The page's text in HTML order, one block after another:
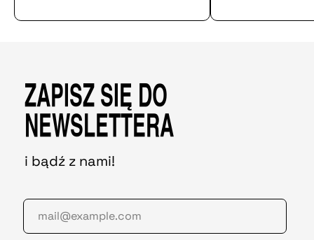
ZAPISZ SIĘ DO
NEWSLETTERA
i bądź z nami!